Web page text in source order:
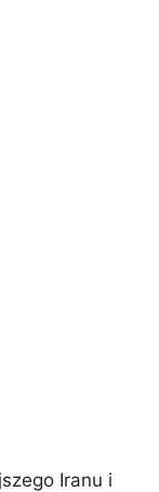
Iranu i